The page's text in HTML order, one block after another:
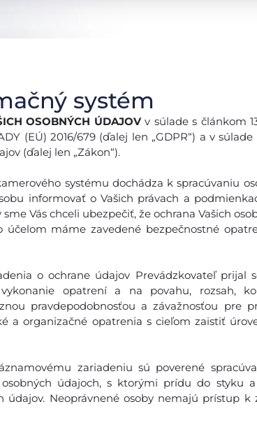
systém
OSOBNÝCH ÚDAJOVv súlade s článkom
(EÚ) 2016/679 (ďalej len „GDPR“) a v súlade
(ďalej len „Zákon“).
systému dochádza k spracúvaniu
informovať o Vašich právach a
Vás chceli ubezpečiť, že ochrana Vašich
máme zavedené bezpečnostné
o ochrane údajov Prevádzkovateľ prijal
opatrení a na povahu, rozsah,
pravdepodobnosťou a závažnosťou pre
a organizačné opatrenia s cieľom zaistiť
zariadeniu sú poverené
údajoch, s ktorými prídu do styku
údajov. Neoprávnené osoby nemajú prístup k